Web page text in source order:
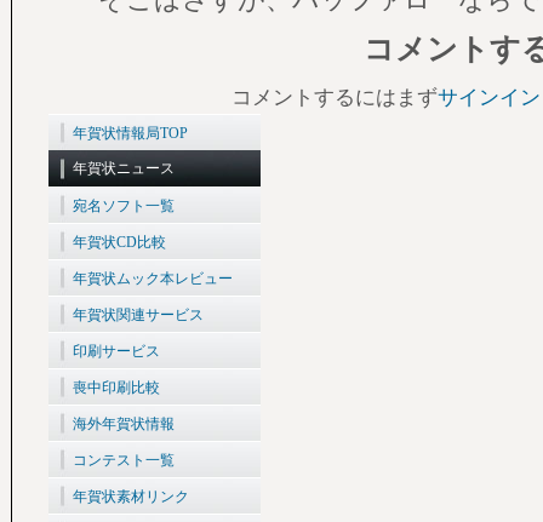
コメントす
コメントするにはまずサインイン
年賀状情報局TOP
年賀状ニュース
宛名ソフト一覧
年賀状CD比較
年賀状ムック本レビュー
年賀状関連サービス
印刷サービス
喪中印刷比較
海外年賀状情報
コンテスト一覧
年賀状素材リンク